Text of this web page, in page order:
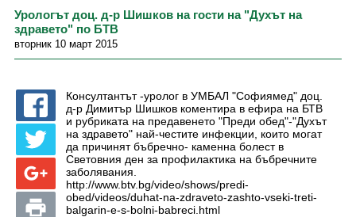
Урологът доц. д-р Шишков на гости на "Духът на
здравето" по БТВ
вторник 10 март 2015
Консултантът -уролог в УМБАЛ "Софиямед" доц.
д-р Димитър Шишков коментира в ефира на БТВ
и рубриката на предавенето "Преди обед"-"Духът
на здравето" най-честите инфекции, които могат
да причинят бъбречно- каменна болест в
Световния ден за профилактика на бъбречните
заболявания.
http://www.btv.bg/video/shows/predi-
obed/videos/duhat-na-zdraveto-zashto-vseki-treti-
balgarin-e-s-bolni-babreci.html